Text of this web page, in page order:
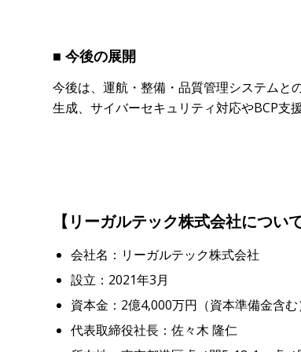
■ 今後の展開
今後は、運航・整備・品質管理システムと
生成、サイバーセキュリティ対応やBCP支
【リーガルテック株式会社について
会社名：リーガルテック株式会社
設立：2021年3月
資本金：2億4,000万円（資本準備金含む
代表取締役社長：佐々木 隆仁